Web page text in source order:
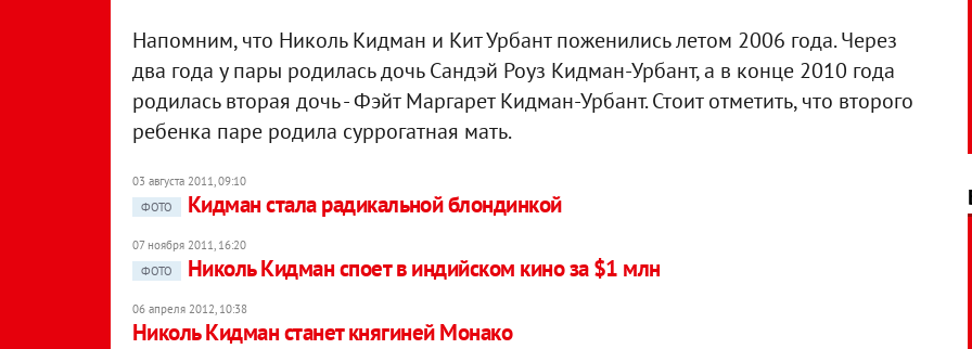
Напомним, что Николь Кидман и Кит Урбант поженились летом 2006 года. Через
два года у пары родилась дочь Сандэй Роуз Кидман-Урбант, а в конце 2010 года
родилась вторая дочь - Фэйт Маргарет Кидман-Урбант. Стоит отметить, что второго
ребенка паре родила суррогатная мать.
03 августа 2011, 09:10
ФОТО
Кидман стала радикальной блондинкой
07 ноября 2011, 16:20
ФОТО
Николь Кидман споет в индийском кино за $1 млн
06 апреля 2012, 10:38
Николь Кидман станет княгиней Монако